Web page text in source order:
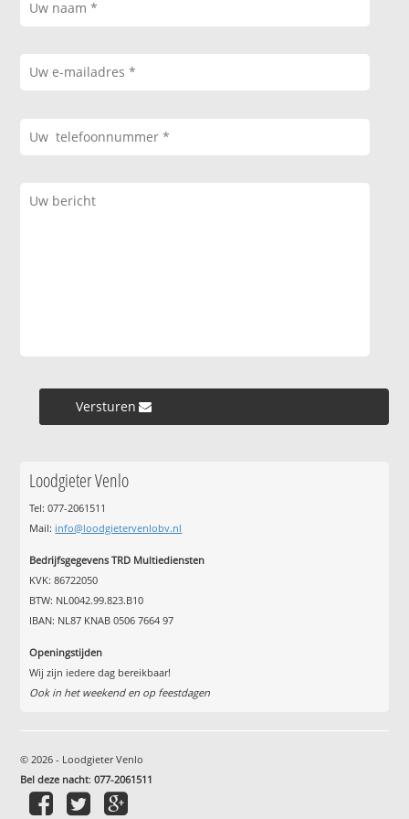
Versturen »
Loodgieter Venlo
Tel: 077-2061511
Mail: info@loodgietervenlobv.nl
Bedrijfsgegevens TRD Multiediensten
KVK: 86722050
BTW: NL0042.99.823.B10
IBAN: NL87 KNAB 0506 7664 97
Openingstijden
Wij zijn iedere dag bereikbaar!
Ook in het weekend en op feestdagen
© 2026 - Loodgieter Venlo
Bel deze nacht:077-2061511